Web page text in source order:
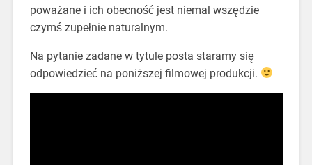
poważane i ich obecność jest niemal wszędzie
czymś zupełnie naturalnym.
Na pytanie zadane w tytule posta staramy się
odpowiedzieć na poniższej filmowej produkcji.